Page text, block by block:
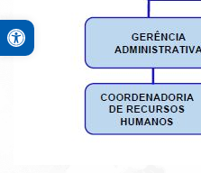
A+
Contraste Alto
Monocromático
Open toolbar